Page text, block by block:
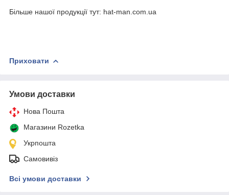
Більше нашої продукції тут: hat-man.com.ua
Приховати
Умови доставки
Нова Пошта
Магазини Rozetka
Укрпошта
Самовивіз
Всі умови доставки